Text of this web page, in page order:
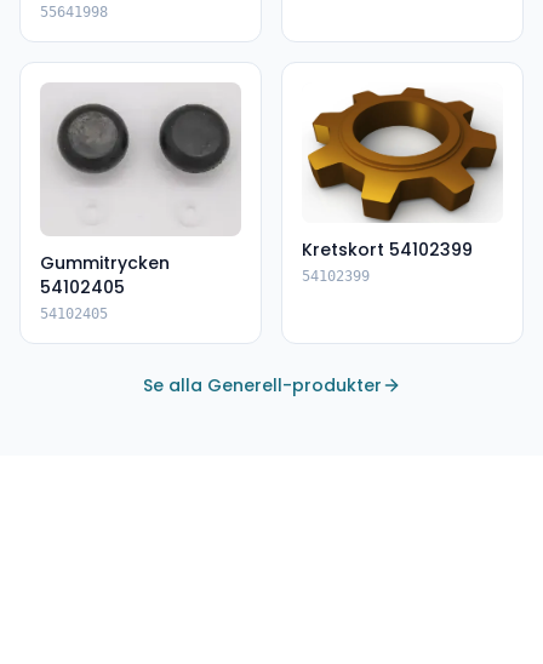
55641998
Gummitrycken
54102405
54102405
Kretskort 54102399
54102399
Se alla Generell-produkter